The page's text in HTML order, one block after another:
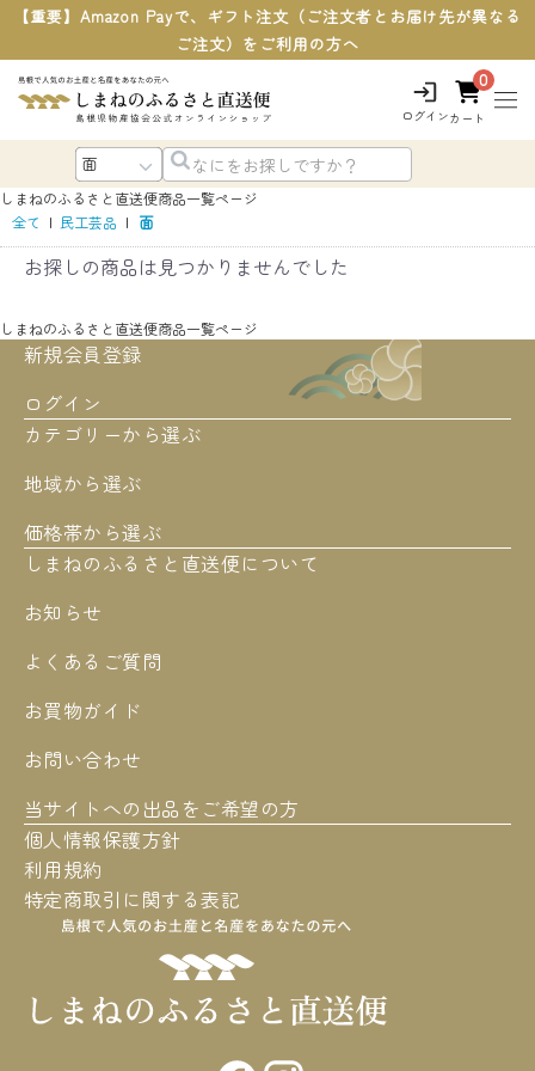
【重要】Amazon Payで、ギフト注文（ご注文者とお届け先が異なる
ご注文）をご利用の方へ
ログイン
0
カート
しまねのふるさと直送便商品一覧ページ
全て | 民工芸品 | 面
お探しの商品は見つかりませんでした
しまねのふるさと直送便商品一覧ページ
カテゴリーから選ぶ
地域から選ぶ
価格帯から選ぶ
新規会員登録
ログイン
しまねのふるさと直送便について
お知らせ
よくあるご質問
お買物ガイド
お問い合わせ
当サイトへの出品をご希望の方
個人情報保護方針
利用規約
特定商取引に関する表記